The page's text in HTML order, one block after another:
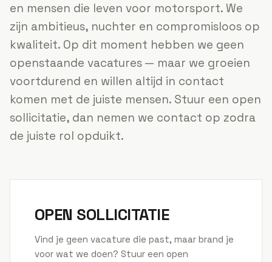
en mensen die leven voor motorsport. We
zijn ambitieus, nuchter en compromisloos op
kwaliteit. Op dit moment hebben we geen
openstaande vacatures — maar we groeien
voortdurend en willen altijd in contact
komen met de juiste mensen. Stuur een open
sollicitatie, dan nemen we contact op zodra
de juiste rol opduikt.
OPEN SOLLICITATIE
Vind je geen vacature die past, maar brand je
voor wat we doen? Stuur een open